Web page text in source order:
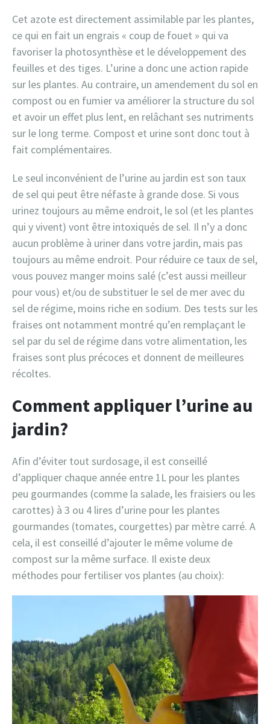
Cet azote est directement assimilable par les plantes,
ce qui en fait un engrais « coup de fouet » qui va
favoriser la photosynthèse et le développement des
feuilles et des tiges. L’urine a donc une action rapide
sur les plantes. Au contraire, un amendement du sol en
compost ou en fumier va améliorer la structure du sol
et avoir un effet plus lent, en relâchant ses nutriments
sur le long terme. Compost et urine sont donc tout à
fait complémentaires.
Le seul inconvénient de l’urine au jardin est son taux
de sel qui peut être néfaste à grande dose. Si vous
urinez toujours au même endroit, le sol (et les plantes
qui y vivent) vont être intoxiqués de sel. Il n’y a donc
aucun problème à uriner dans votre jardin, mais pas
toujours au même endroit. Pour réduire ce taux de sel,
vous pouvez manger moins salé (c’est aussi meilleur
pour vous) et/ou de substituer le sel de mer avec du
sel de régime, moins riche en sodium. Des tests sur les
fraises ont notamment montré qu’en remplaçant le
sel par du sel de régime dans votre alimentation, les
fraises sont plus précoces et donnent de meilleures
récoltes.
Comment appliquer l’urine au
jardin?
Afin d’éviter tout surdosage, il est conseillé
d’appliquer chaque année entre 1L pour les plantes
peu gourmandes (comme la salade, les fraisiers ou les
carottes) à 3 ou 4 lires d’urine pour les plantes
gourmandes (tomates, courgettes) par mètre carré. A
cela, il est conseillé d’ajouter le même volume de
compost sur la même surface. Il existe deux
méthodes pour fertiliser vos plantes (au choix):